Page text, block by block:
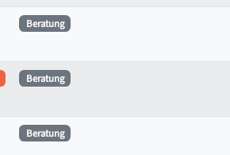
Beratung
Beratung
Beratung